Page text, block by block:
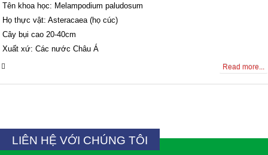
Tên khoa học: Melampodium paludosum
Họ thực vật: Asteracaea (họ cúc)
Cây bụi cao 20-40cm
Xuất xứ: Các nước Châu Á
Read more...
LIÊN HỆ VỚI CHÚNG TÔI